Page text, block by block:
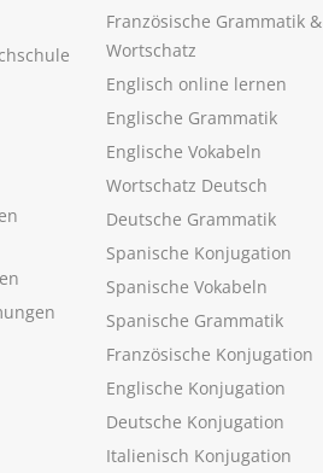
Französische Grammatik &
Wortschatz
Englisch online lernen
Englische Grammatik
Englische Vokabeln
Wortschatz Deutsch
Deutsche Grammatik
Spanische Konjugation
Spanische Vokabeln
Spanische Grammatik
Französische Konjugation
Englische Konjugation
Deutsche Konjugation
Italienisch Konjugation